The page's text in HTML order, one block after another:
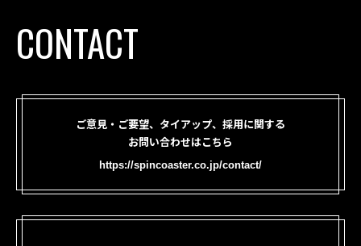
CONTACT
ご意見・ご要望、タイアップ、採用に関する
お問い合わせはこちら
https://spincoaster.co.jp/contact/